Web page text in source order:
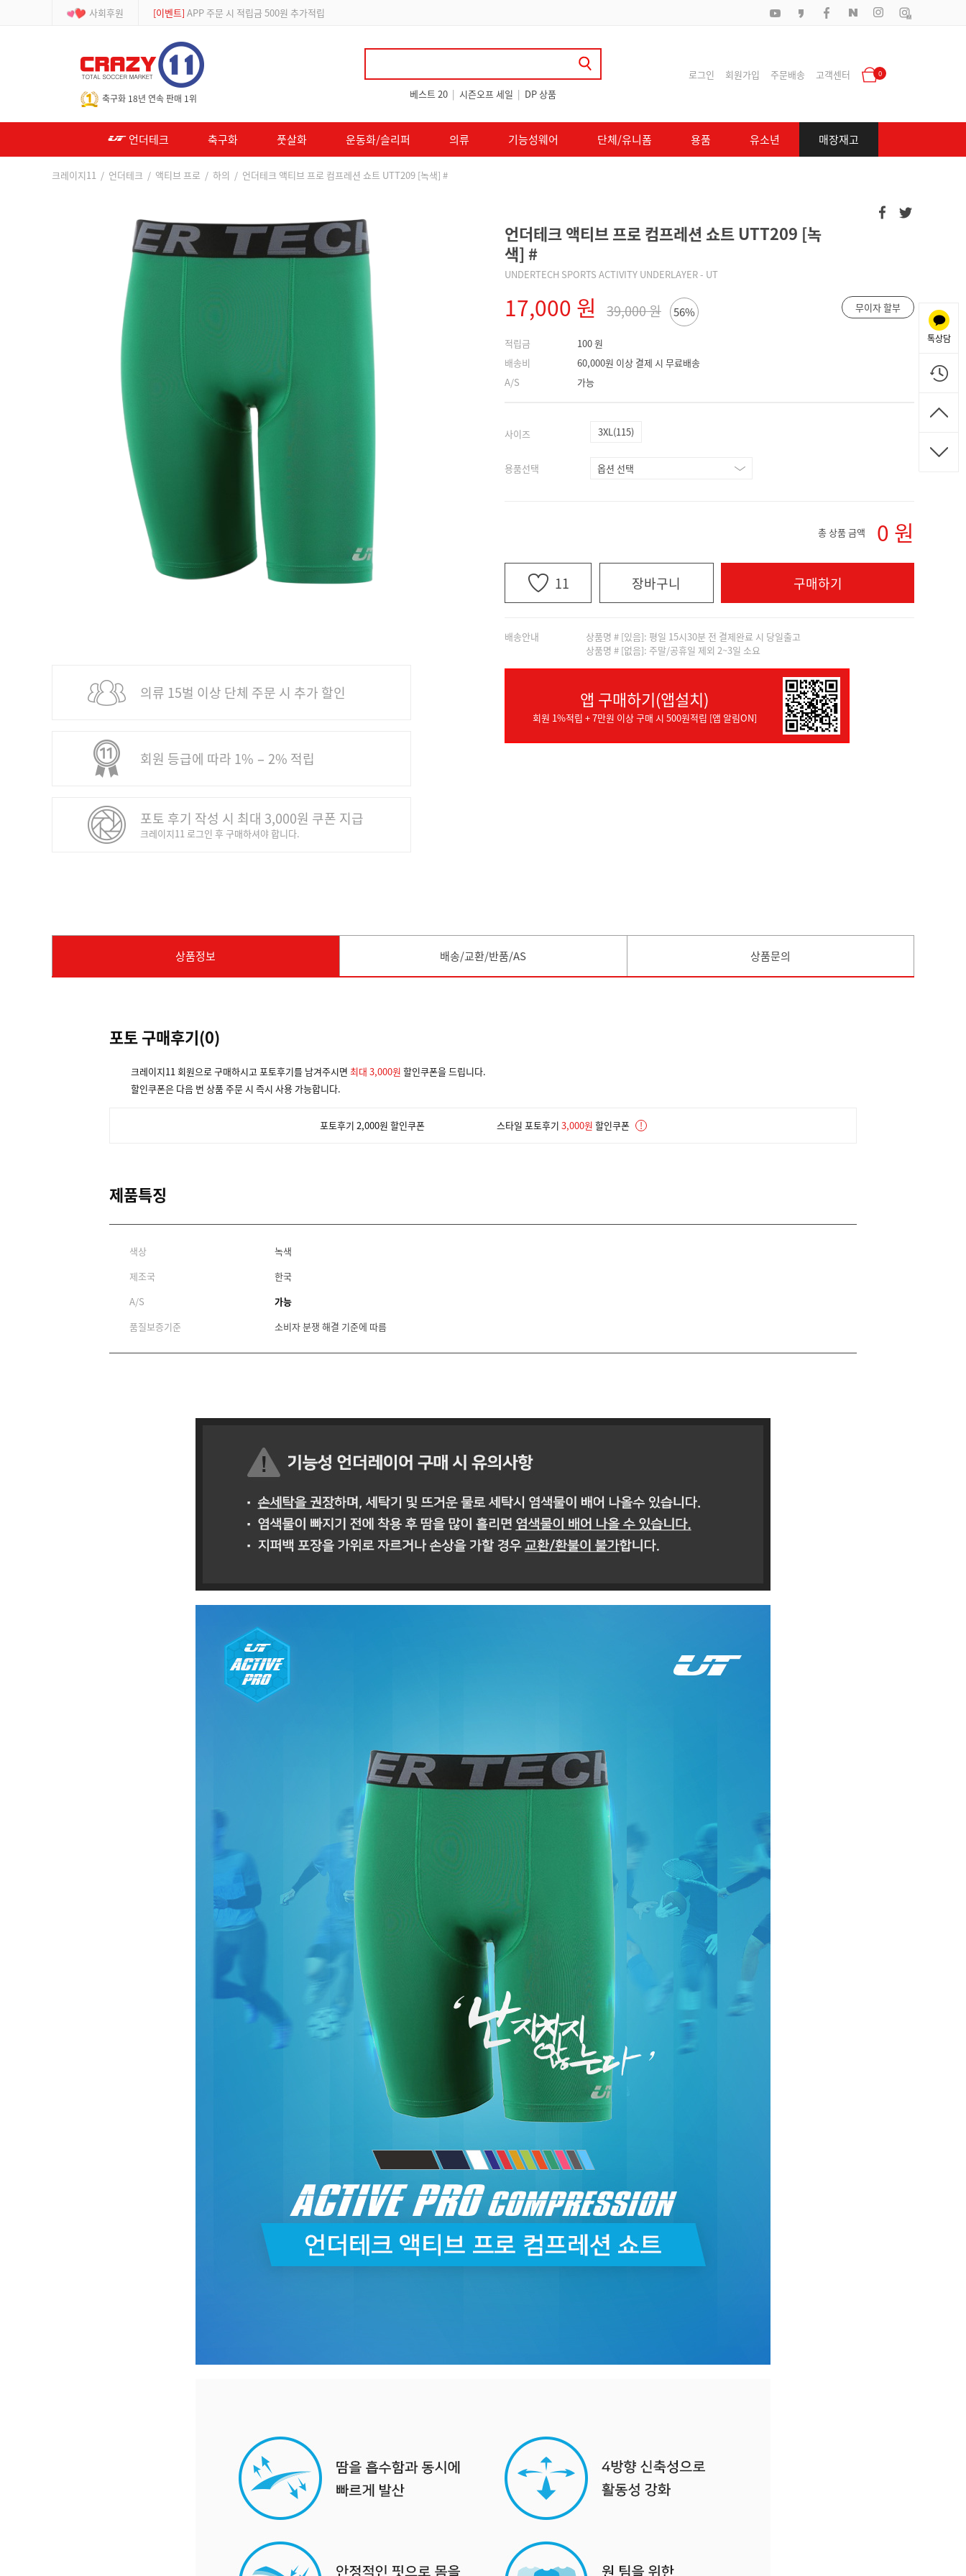
사회후원 [등급제] 회원가입 시 최대 2% 적립 및 할인 쿠폰 지급
축구화 18년 연속 판매 1위 베스트 20 | 시즌오프 세일 | DP 상품
로그인 회원가입 주문배송 고객센터 0
언더테크 축구화 풋살화 운동화/슬리퍼 의류 기능성웨어 단체/유니폼 용품 유소년 매장재고
크레이지11 / 언더테크 / 액티브 프로 / 하의 / 언더테크 액티브 프로 컴프레션 쇼트 UTT209 [녹색] #
의류 15벌 이상 단체 주문 시 추가 할인
회원 등급에 따라 1% − 2% 적립
포토 후기 작성 시 최대 3,000원 쿠폰 지급
크레이지11 로그인 후 구매하셔야 합니다.
언더테크 액티브 프로 컴프레션 쇼트 UTT209 [녹
색] #
UNDERTECH SPORTS ACTIVITY UNDERLAYER - UT
17,000 원 39,000 원 56% 무이자 할부
적립금
배송비
A/S
100 원
60,000원 이상 결제 시 무료배송
가능
사이즈 3XL(115)
용품선택
총 상품 금액 0 원
11 장바구니 구매하기
배송안내
상품명 # [있음]: 평일 15시30분 전 결제완료 시 당일출고
상품명 # [없음]: 주말/공휴일 제외 2~3일 소요
앱 구매하기(앱설치)
회원 1%적립 + 7만원 이상 구매 시 500원적립 [앱 알림ON]
상품정보 배송/교환/반품/AS 상품문의
포토 구매후기(0)
크레이지11 회원으로 구매하시고 포토후기를 남겨주시면 최대 3,000원 할인쿠폰을 드립니다.
할인쿠폰은 다음 번 상품 주문 시 즉시 사용 가능합니다.
포토후기 2,000원 할인쿠폰 스타일 포토후기 3,000원 할인쿠폰 !
제품특징
색상
녹색
제조국
한국
A/S
가능
품질보증기준
소비자 분쟁 해결 기준에 따름
톡상담